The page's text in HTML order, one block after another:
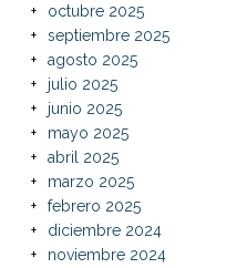
octubre 2025
septiembre 2025
agosto 2025
julio 2025
junio 2025
mayo 2025
abril 2025
marzo 2025
febrero 2025
diciembre 2024
noviembre 2024